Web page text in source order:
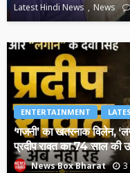
Latest Hindi News
News
ENTERTAINMENT
‘गजनी’ का खतरनाक विलेन,
प्रदीप रावत का 74 साल की
News Box Bharat 3